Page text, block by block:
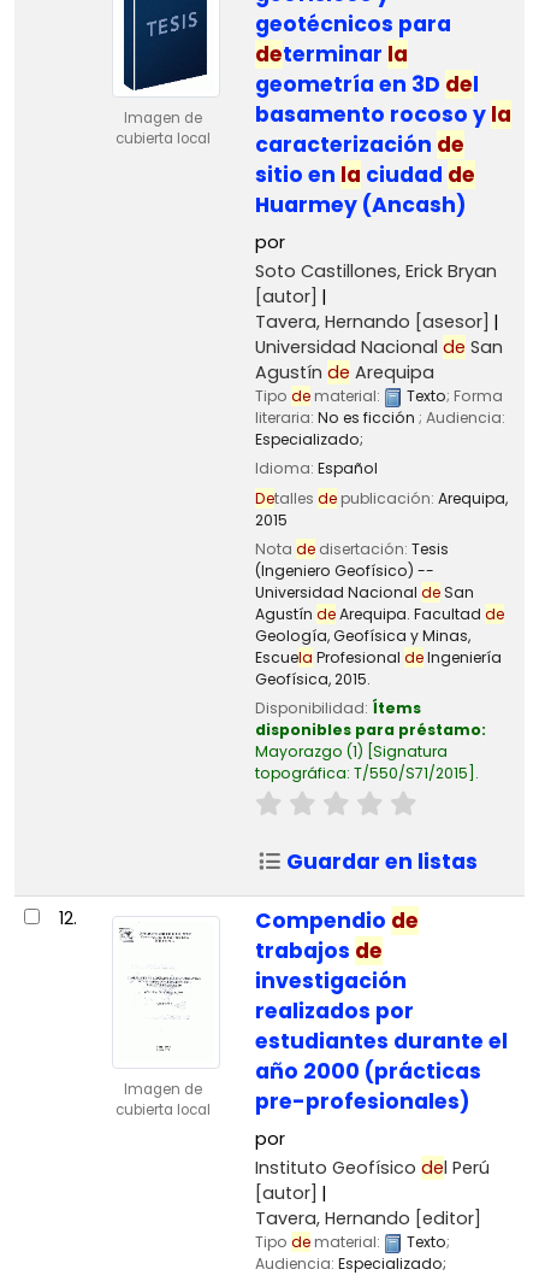
Imagen de
cubierta local
geotécnicos para
determinar la
geometría en 3D del
basamento rocoso y la
caracterización de
sitio en la ciudad de
Huarmey (Ancash)
por
Soto Castillones, Erick Bryan
[autor]
Tavera, Hernando [asesor]
Universidad Nacional de San
Agustín de Arequipa
Tipo dematerial: Texto; Forma
literaria: No es ficción ; Audiencia:
Especializado;
Idioma: Español
Detalles depublicación: Arequipa,
2015
Nota dedisertación: Tesis
(Ingeniero Geofísico) --
Universidad Nacional deSan
Agustín deArequipa. Facultad de
Geología, Geofísica y Minas,
Escuela Profesional deIngeniería
Geofísica, 2015.
Disponibilidad: Ítems
disponibles para préstamo:
Mayorazgo (1) Signatura
topográfica: T/550/S71/2015 .
Guardar en listas
12.
Imagen de
cubierta local
Compendio de
trabajos de
investigación
realizados por
estudiantes durante el
año 2000 (prácticas
pre-profesionales)
por
Instituto Geofísico del Perú
[autor]
Tavera, Hernando [editor]
Tipo dematerial: Texto;
Audiencia: Especializado;